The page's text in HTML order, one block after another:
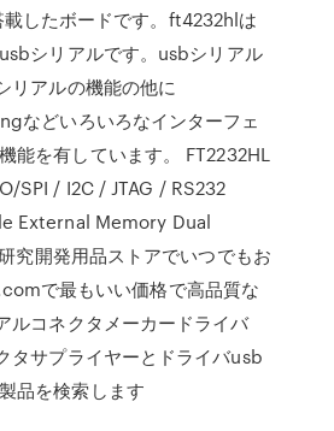
したボードです。ft4232hlは
シリアルです。usbシリアル
リアルの機能の他に
などいろいろなインターフェ
能を有しています。 FT2232HL
SPI / I2C / JTAG / RS232
External Memory Dual
究開発用品ストアでいつでもお
で最もいい価格で高品質な
ルコネクタメーカードライバ
タサプライヤーとドライバusb
品を検索します